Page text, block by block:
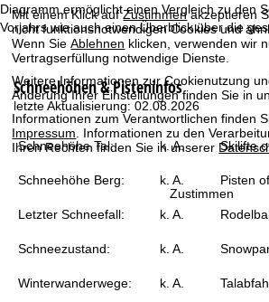
Mit einem Klick aufZustimmenakzeptieren
nicht funktionsnotwendigen Cookies und
Wenn SieAblehnen klicken, verwenden wir
Vertragserfüllung notwendige Dienste.
Weitere Informationen zur Cookienutzung
Änderung Ihrer Einstellungen finden Sie in
Informationen zum Verantwortlichen finden
Impressum . Informationen zu den
Ihren Rechten finden Sie in unserer
Zustimmen
s
e
i
t
Diagramm ermöglicht einen Vergleich zu den
Vorjahrs wie auch einen Überblick über die
Schneehöhen & Pisteninfos
letzte Aktualisierung: 02.08.2026
Schneehöhe Tal: k. A. Skilifte
Schneehöhe Berg: k. A. Pisten
Letzter Schneefall: k. A.
Schneezustand: k. A.
Winterwanderwege: k. A.